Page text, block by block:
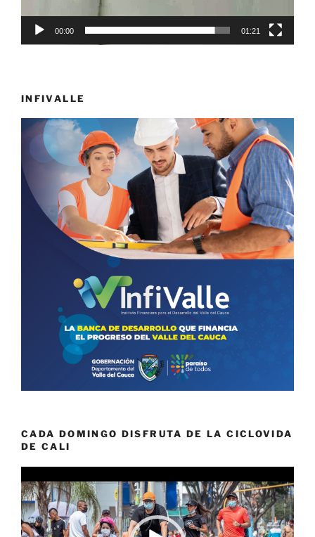
00:00 01:21
INFIVALLE
CADA DOMINGO DISFRUTA DE LA CICLOVIDA
DE CALI
de
vídeo